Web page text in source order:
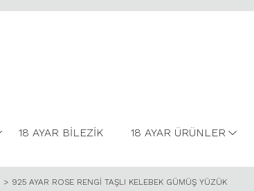
18 AYAR BİLEZİK 18 AYAR ÜRÜNLER
925 AYAR ROSE RENGİ TAŞLI KELEBEK GÜMÜŞ YÜZÜK